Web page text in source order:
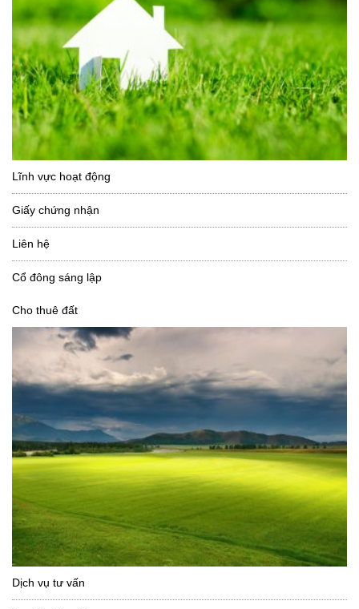
Lĩnh vực hoạt động
Giấy chứng nhận
Liên hệ
Cổ đông sáng lập
Cho thuê đất
Dịch vụ tư vấn